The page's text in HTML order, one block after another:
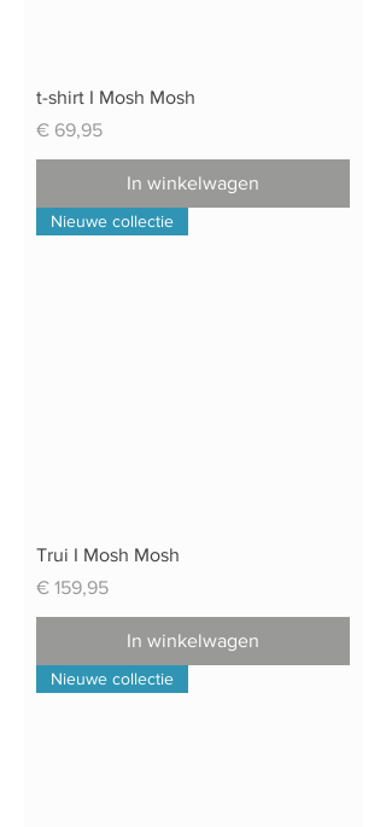
t-shirt I Mosh Mosh
Prijs
€ 69,95
In winkelwagen
Nieuwe collectie
Trui I Mosh Mosh
Prijs
€ 159,95
In winkelwagen
Nieuwe collectie